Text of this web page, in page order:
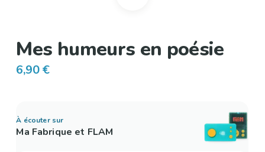
Mes humeurs en poésie
6,90 €
À écouter sur
Ma Fabrique et FLAM